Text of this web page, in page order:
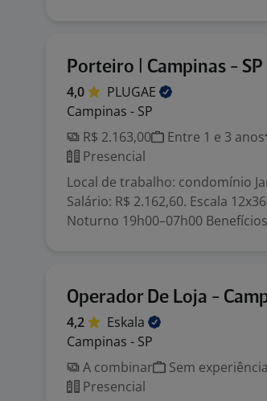
Porteiro | Campinas - SP |
4,0
PLUGAE
Campinas - SP
R$ 2.163,00
Entre 1 e 3 anos
Presencial
Local de trabalho: condomínio
Salário: R$ 2.162,60. Escala
Noturno 19h00–07h00
Operador De Loja -
4,2
Eskala
Campinas - SP
A combinar
Sem experiência
Presencial